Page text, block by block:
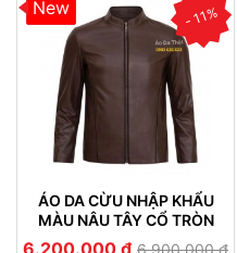
New - 11%
ÁO DA CỪU NHẬP KHẨU
MÀU NÂU TÂY CỔ TRÒN
212